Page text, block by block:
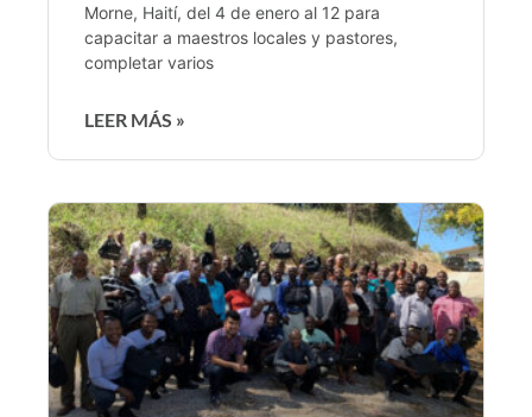
Morne, Haití, del 4 de enero al 12 para
capacitar a maestros locales y pastores,
completar varios
LEER MÁS »